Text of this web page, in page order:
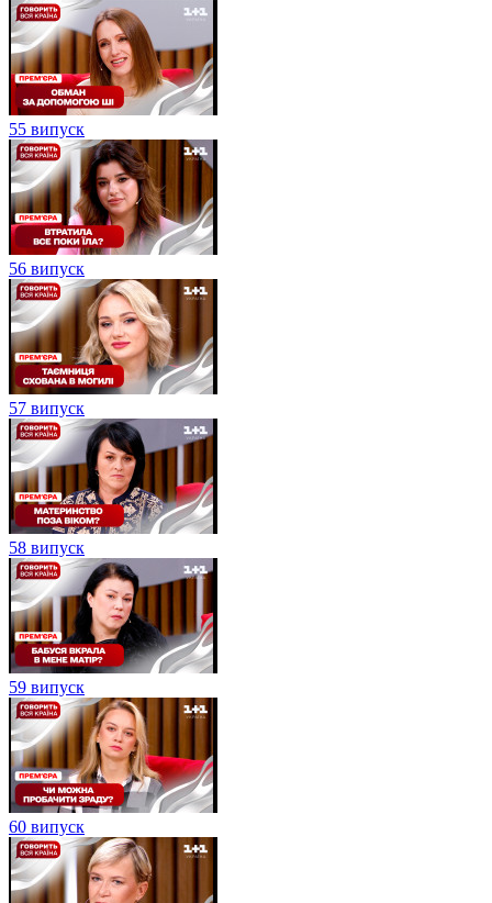
55 випуск
56 випуск
57 випуск
58 випуск
59 випуск
60 випуск